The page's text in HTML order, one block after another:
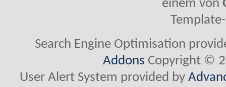
einem von
Search Engine Optimisation
Addons Copyright ©
User Alert System provided by